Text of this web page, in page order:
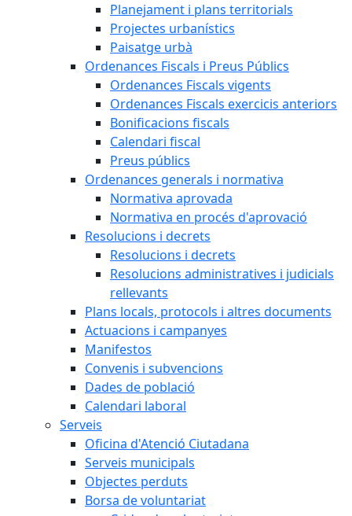
Planejament i plans territorials
Projectes urbanístics
Paisatge urbà
Ordenances Fiscals i Preus Públics
Ordenances Fiscals vigents
Ordenances Fiscals exercicis anteriors
Bonificacions fiscals
Calendari fiscal
Preus públics
Ordenances generals i normativa
Normativa aprovada
Normativa en procés d'aprovació
Resolucions i decrets
Resolucions i decrets
Resolucions administratives i judicials
rellevants
Plans locals, protocols i altres documents
Actuacions i campanyes
Manifestos
Convenis i subvencions
Dades de població
Calendari laboral
Serveis
Oficina d'Atenció Ciutadana
Serveis municipals
Objectes perduts
Borsa de voluntariat